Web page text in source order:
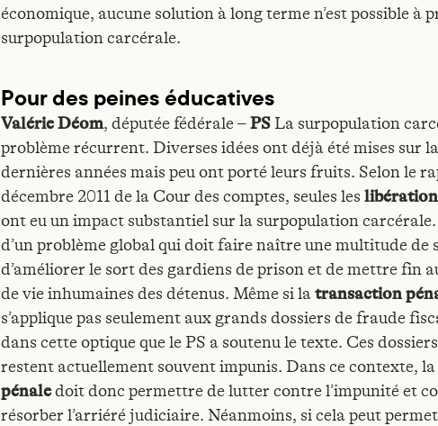
économique, aucune solution à long terme n’est possible à
surpopulation carcérale.
Pour des peines éducatives
Valérie Déom, députée fédérale –PSLa surpopulation
problème récurrent. Diverses idées ont déjà été mises sur
dernières années mais peu ont porté leurs fruits. Selon le
décembre 2011 de la Cour des comptes, seules les
ont eu un impact substantiel sur la surpopulation carcérale.
d’un problème global qui doit faire naître une multitude de
d’améliorer le sort des gardiens de prison et de mettre fin
de vie inhumaines des détenus. Même si latransaction
s’applique pas seulement aux grands dossiers de fraude
dans cette optique que le PS a soutenu le texte. Ces
restent actuellement souvent impunis. Dans ce contexte,
pénaledoit donc permettre de lutter contre l’impunité et
résorber l’arriéré judiciaire. Néanmoins, si cela peut